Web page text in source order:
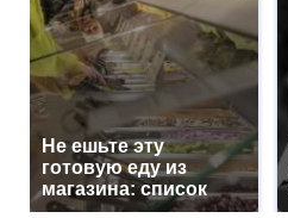
Не ешьте эту
готовую еду из
магазина: список